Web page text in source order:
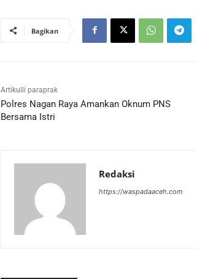
Bagikan
Artikulli paraprak
Polres Nagan Raya Amankan Oknum PNS
Bersama Istri
Redaksi
https://waspadaaceh.com